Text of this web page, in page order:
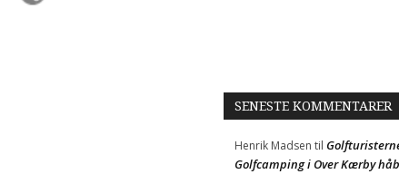
SENESTE KOMMENTARER
Henrik Madsen til
Golfcamping i Over Kærby